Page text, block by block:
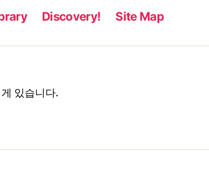
Discovery! Site Map
있습니다.